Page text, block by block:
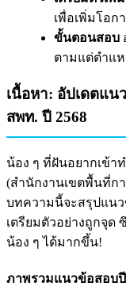
เพื่อเพิ่มโอก
ขั้นตอนสอบ
ตามแต่ตำแ
เนื้อหา: อัปเดตแน
สพท. ปี 2568
น้อง ๆ ที่ฝันอยากเข้า
(สำนักงานเขตพื้นที่ก
บทความนี้จะสรุปแนว
เตรียมตัวอย่างถูกจุด
น้อง ๆ ได้มากขึ้น!
ภาพรวมแนวข้อสอบปี